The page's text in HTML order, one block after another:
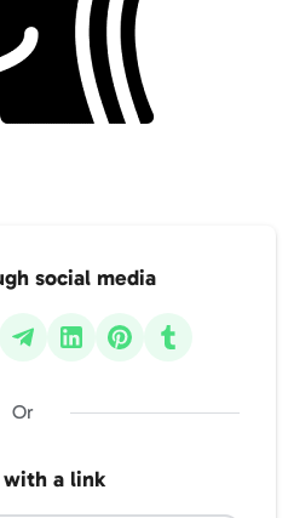
social media
Or
with a link